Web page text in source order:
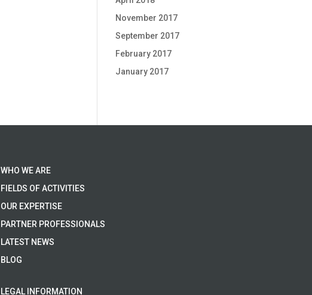
November 2017
September 2017
February 2017
January 2017
WHO WE ARE
FIELDS OF ACTIVITIES
OUR EXPERTISE
PARTNER PROFESSIONALS
LATEST NEWS
BLOG
LEGAL INFORMATION